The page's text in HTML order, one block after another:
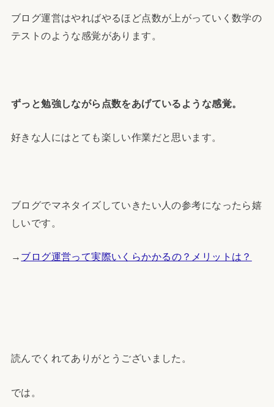
ブログ運営はやればやるほど点数が上がっていく数学の
テストのような感覚があります。
ずっと勉強しながら点数をあげているような感覚。
好きな人にはとても楽しい作業だと思います。
ブログでマネタイズしていきたい人の参考になったら嬉
しいです。
→ ブログ運営って実際いくらかかるの？メリットは？
読んでくれてありがとうございました。
では。